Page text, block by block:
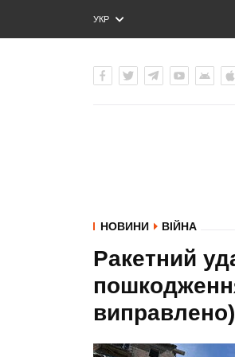
УКР
ENG
НОВИНИ ВІЙНА
Ракетний
виправлено)